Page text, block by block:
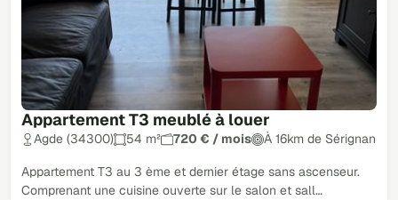
Appartement T3 meublé à louer
Agde (34300) 54 m² 720 € / mois À 16km de Sérignan
Appartement T3 au 3 ème et dernier étage sans ascenseur.
Comprenant une cuisine ouverte sur le salon et sall…